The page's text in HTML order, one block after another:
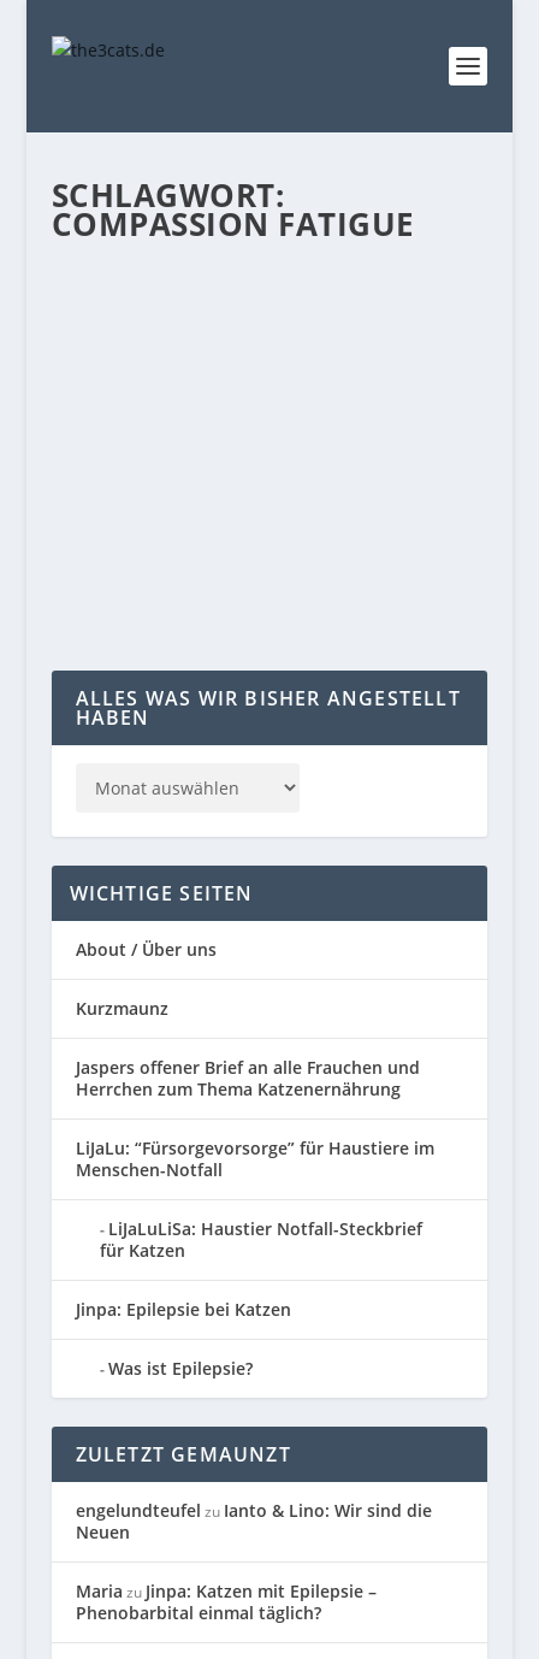
SCHLAGWORT:
COMPASSION FATIGUE
ALLES WAS WIR BISHER ANGESTELLT
HABEN
WICHTIGE SEITEN
About / Über uns
Kurzmaunz
Jaspers offener Brief an alle Frauchen und
Herrchen zum Thema Katzenernährung
LiJaLu: “Fürsorgevorsorge” für Haustiere im
Menschen-Notfall
LiJaLuLiSa: Haustier Notfall-Steckbrief
für Katzen
Jinpa: Epilepsie bei Katzen
Was ist Epilepsie?
ZULETZT GEMAUNZT
engelundteufel zu Ianto & Lino: Wir sind die
Neuen
Maria zu Jinpa: Katzen mit Epilepsie –
Phenobarbital einmal täglich?